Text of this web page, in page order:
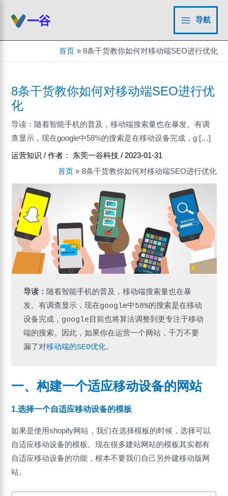
Main
Menu
导航
首页 8条干货教你如何对移动端SEO进行优化
8条干货教你如何对移动端SEO进行优
化
导读：随着智能手机的普及，移动端搜索量也在暴发。有调
查显示，现在google中58%的搜索是在移动设备完成，g […]
运营知识 / 作者： 东莞一谷科技/ 2023-01-31
首页
8条干货教你如何对移动端SEO进行优化
导读： 随着智能手机的普及，移动端搜索量也在暴
发。有调查显示，现在google中58%的搜索是在移动
设备完成，google目前也将算法调整到更专注于移动
端的搜索。因此，如果你在运营一个网站，千万不要
漏了对移动端的SEO优化。
一、构建一个适应移动设备的网站
1.选择一个自适应移动设备的模板
如果是使用shopify网站，我们在选择模板的时候，选择可以
自适应移动设备的模板。现在很多建站网站的模板其实都有
自适应移动设备的功能，根本不要我们自己另外建移动版网
站。